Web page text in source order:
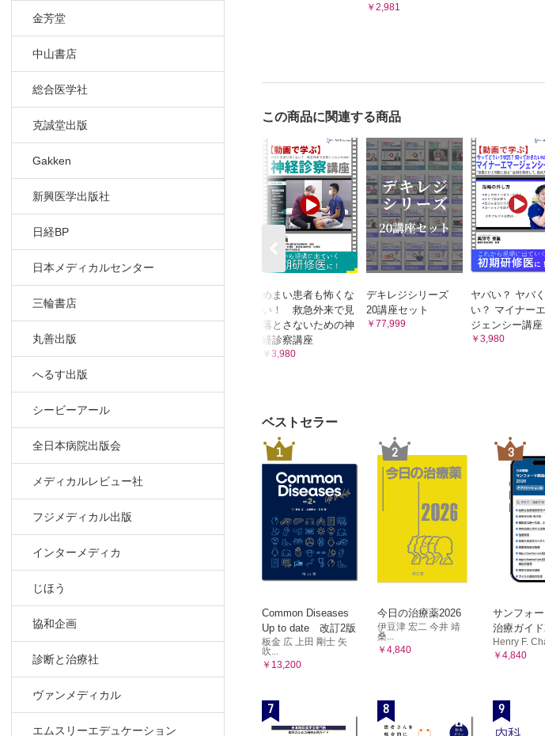
金芳堂
中山書店
総合医学社
克誠堂出版
Gakken
新興医学出版社
日経BP
日本メディカルセンター
三輪書店
丸善出版
へるす出版
シービーアール
全日本病院出版会
メディカルレビュー社
フジメディカル出版
インターメディカ
じほう
協和企画
診断と治療社
ヴァンメディカル
エムスリーエデュケーション
￥2,981
この商品に関連する商品
めまい患者も怖くな
い！ 救急外来で見
落とさないための神
経診察講座
￥3,980
デキレジシリーズ
20講座セット
￥77,999
ヤバい？ ヤバ
い？ マイナー
ジェンシー講座
￥3,980
ベストセラー
1
Common Diseases
Up to date 改訂2版
板金 広 上田 剛士 矢
吹...
￥13,200
2
今日の治療薬2026
伊豆津 宏二 今井 靖
桑...
￥4,840
3
サンフォ
治療ガイ
Henry F.
￥4,840
7 8 9